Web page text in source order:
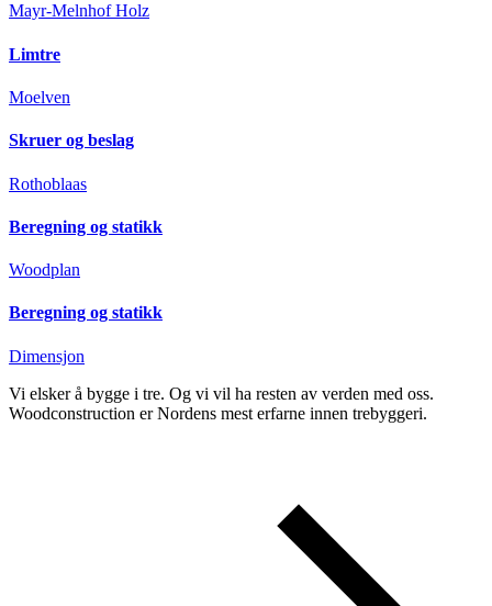
Mayr-Melnhof Holz
Limtre
Moelven
Skruer og beslag
Rothoblaas
Beregning og statikk
Woodplan
Beregning og statikk
Dimensjon
Vi elsker å bygge i tre. Og vi vil ha resten av verden med oss.
Woodconstruction er Nordens mest erfarne innen trebyggeri.